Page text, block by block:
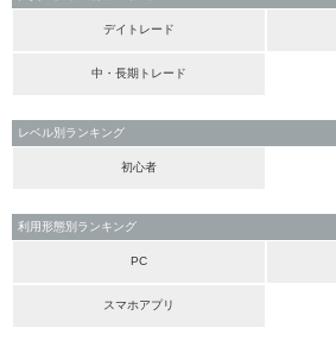
デイトレード
中・長期トレード
レベル別ランキング
初心者
利用形態別ランキング
PC
スマホアプリ